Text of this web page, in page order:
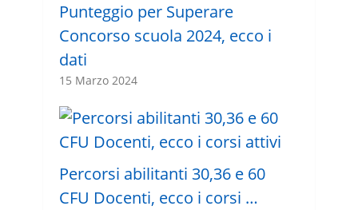
Punteggio per Superare
Concorso scuola 2024, ecco i
dati
15 Marzo 2024
Percorsi abilitanti 30,36 e 60
CFU Docenti, ecco i corsi …